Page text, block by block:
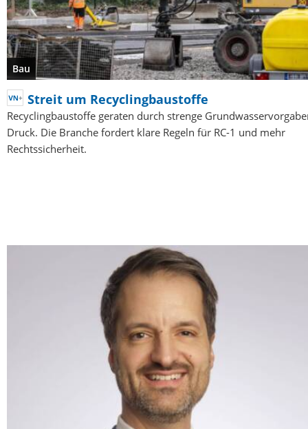
Bau
Streit um Recyclingbaustoffe
Recyclingbaustoffe geraten durch strenge
Druck. Die Branche fordert klare Regeln für RC-1 und mehr
Rechtssicherheit.